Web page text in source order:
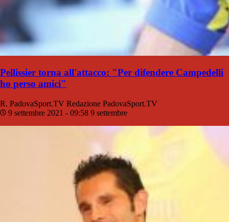
Pellissier torna all'attacco: "Per difendere Campedelli
ho perso amici"
R. PadovaSport.TV Redazione PadovaSport.TV
9 settembre 2021 - 09:58 9 settembre